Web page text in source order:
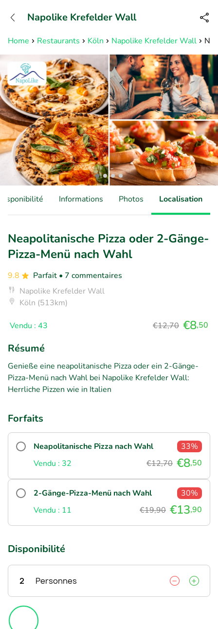
Disponible jusqu'à 23:00 heures
Home Restaurants Köln Napolike Krefelder Wall
Napolike Krefelder Wall
Informations Photos Localisation
Neapolitanische Pizza oder 2-Gänge-
Pizza-Menü nach Wahl
9.8 Parfait • 7 commentaires
Napolike Krefelder Wall
Köln (513km)
Vendu : 43 €12,70 €8,50
Résumé
Genieße eine neapolitanische Pizza oder ein 2-Gänge-
Pizza-Menü nach Wahl bei Napolike Krefelder Wall:
Herrliche Pizzen wie in Italien
Forfaits
Neapolitanische Pizza nach Wahl
33%
Vendu : 32
€12,70 €8,50
2-Gänge-Pizza-Menü nach Wahl
30%
Vendu : 11
€19,90 €13,90
Disponibilité
2 Personnes